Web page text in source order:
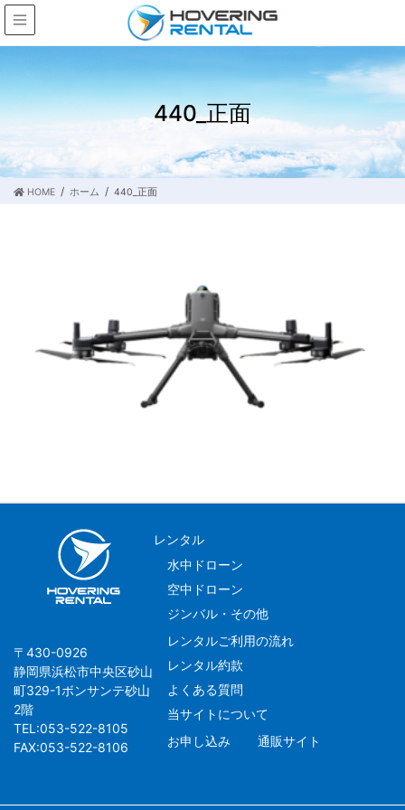
440_正面
HOME ホーム 440_正面
〒430-0926
静岡県浜松市中央区砂山
町329-1ボンサンテ砂山
2階
TEL:053-522-8105
FAX:053-522-8106
レンタル
水中ドローン
空中ドローン
ジンバル・その他
レンタルご利用の流れ
レンタル約款
よくある質問
当サイトについて
お申し込み
通販サイト